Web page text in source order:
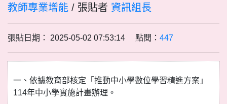
教師專業增能 / 張貼者 資訊組長
張貼日期： 2025-05-02 07:53:14 點閱： 447
一、依據教育部核定「推動中小學數位學習精進方案」
114年中小學實施計畫辦理。